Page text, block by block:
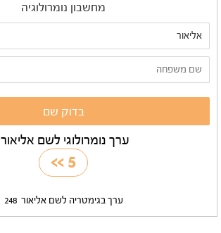
מחשבון נומרולוגיה
ערך נומרולוגי לשם אליאור
5
>>
ערך בגימטריה לשם אליאור 248